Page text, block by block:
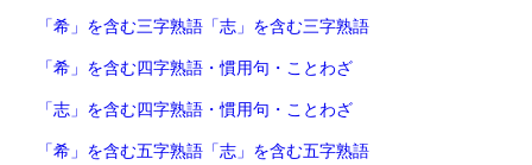
「希」を含む三字熟語 「志」を含む三字熟語
「希」を含む四字熟語・慣用句・ことわざ
「志」を含む四字熟語・慣用句・ことわざ
「希」を含む五字熟語 「志」を含む五字熟語